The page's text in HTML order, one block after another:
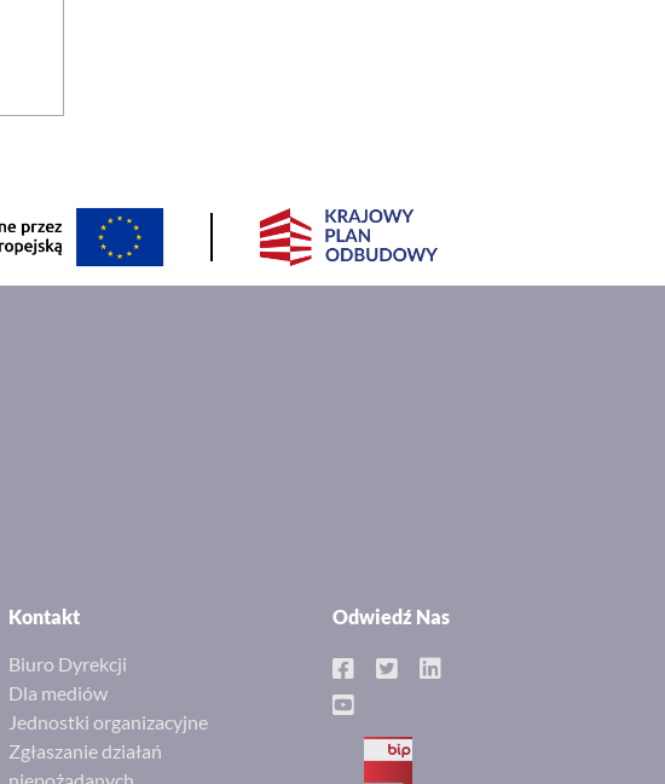
Kontakt
Biuro Dyrekcji
Dla mediów
Jednostki organizacyjne
Zgłaszanie działań
Odwiedź Nas
BIP